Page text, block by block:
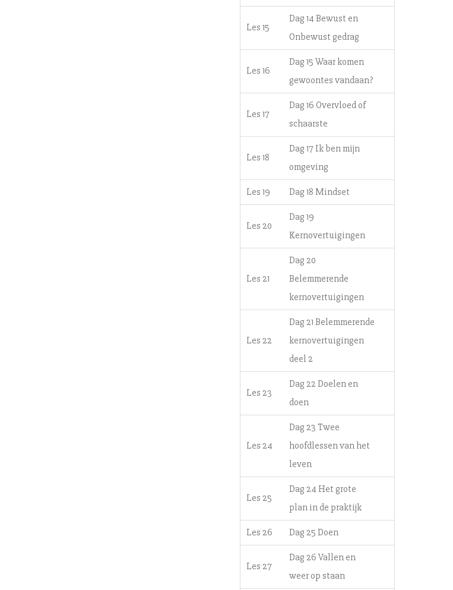
Les 15
Dag 14 Bewust en
Onbewust gedrag
Les 16
Dag 15 Waar komen
gewoontes vandaan?
Les 17
Dag 16 Overvloed of
schaarste
Les 18
Dag 17 Ik ben mijn
omgeving
Les 19 Dag 18 Mindset
Les 20
Dag 19
Kernovertuigingen
Les 21
Dag 20
Belemmerende
kernovertuigingen
Les 22
Dag 21 Belemmerende
kernovertuigingen
deel 2
Les 23
Dag 22 Doelen en
doen
Les 24
Dag 23 Twee
hoofdlessen van het
leven
Les 25
Dag 24 Het grote
plan in de praktijk
Les 26 Dag 25 Doen
Les 27
Dag 26 Vallen en
weer op staan